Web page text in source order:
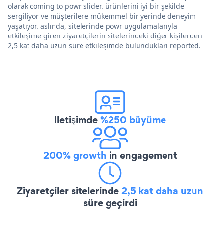
olarak coming to powr slider. ürünlerini iyi bir şekilde
sergiliyor ve müşterilere mükemmel bir yerinde deneyim
yaşatıyor. aslında, sitelerinde powr uygulamalarıyla
etkileşime giren ziyaretçilerin sitelerindeki diğer kişilerden
2,5 kat daha uzun süre etkileşimde bulundukları reported.
İletişimde%250 büyüme
200% growth in engagement
Ziyaretçiler sitelerinde2,5 kat daha uzun
süre geçirdi